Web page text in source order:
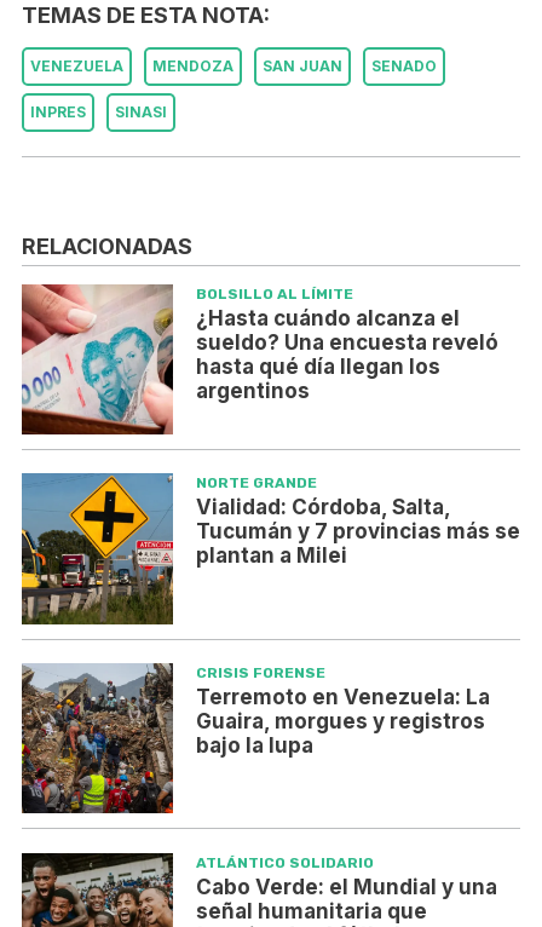
TEMAS DE ESTA NOTA:
VENEZUELA MENDOZA SAN JUAN SENADO
INPRES SINASI
RELACIONADAS
BOLSILLO AL LÍMITE
¿Hasta cuándo alcanza el
sueldo? Una encuesta reveló
hasta qué día llegan los
argentinos
NORTE GRANDE
Vialidad: Córdoba, Salta,
Tucumán y 7 provincias más se
plantan a Milei
CRISIS FORENSE
Terremoto en Venezuela: La
Guaira, morgues y registros
bajo la lupa
ATLÁNTICO SOLIDARIO
Cabo Verde: el Mundial y una
señal humanitaria que